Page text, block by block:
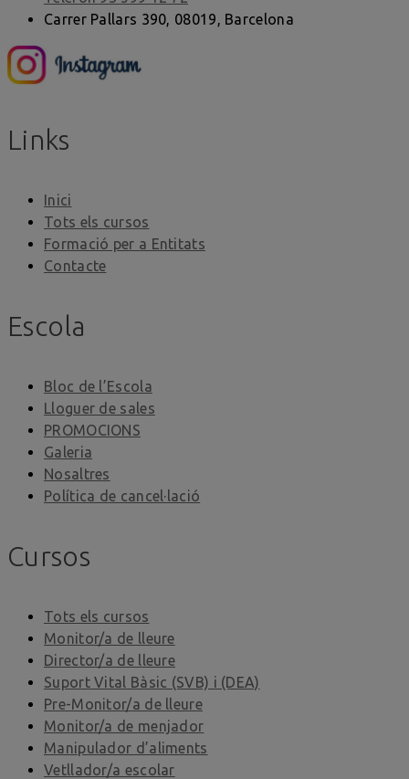
Carrer Pallars 390, 08019, Barcelona
Links
Inici
Tots els cursos
Formació per a Entitats
Contacte
Escola
Bloc de l’Escola
Lloguer de sales
PROMOCIONS
Galeria
Nosaltres
Política de cancel·lació
Cursos
Tots els cursos
Monitor/a de lleure
Director/a de lleure
Suport Vital Bàsic (SVB) i (DEA)
Pre-Monitor/a de lleure
Monitor/a de menjador
Manipulador d’aliments
Vetllador/a escolar